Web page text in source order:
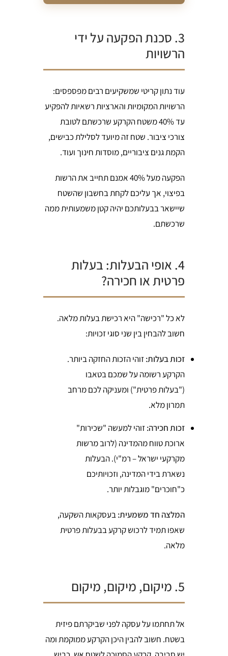
3. סכנת הפקעה על ידי
הרשויות
עוד נתון קריטי שמשקיעים רבים מפספסים:
הרשויות המקומיות והארציות רשאיות להפקיע
עד 40% משטח הקרקע שרכשתם לטובת
צורכי ציבור. שטח זה מיועד לסלילת כבישים,
הקמת גנים ציבוריים, מוסדות חינוך ועוד.
הפקעה מעל 40% אמנם תחייב את הרשות
בפיצוי, אך עליכם לקחת בחשבון שהשטח
שיישאר בבעלותכם יהיה קטן משמעותית ממה
שרכשתם.
4. אופי הבעלות: בעלות
פרטית או חכירה?
לא כל "רכישה" היא רכישת בעלות מלאה.
חשוב להבחין בין שני סוגי זכויות:
זכות בעלות:זוהי הזכות החזקה ביותר.
הקרקע רשומה על שמכם בטאבו
("בעלות פרטית") ומעניקה לכם מרחב
תמרון מלא.
זכות חכירה:זוהי למעשה "שכירות"
ארוכת טווח מהמדינה (לרוב מרשות
מקרקעי ישראל – רמ"י). הבעלות
נשארת בידי המדינה, וזכויותיכם
כ"חוכרים" מוגבלות יותר.
המלצה חד משמעית:בעסקאות השקעה,
שאפו תמיד לרכוש קרקע בבעלות פרטית
מלאה.
5. מיקום, מיקום, מיקום
אל תחתמו על עסקה לפני שביקרתם פיזית
בשטח. חשוב להבין היכן הקרקע ממוקמת ומה